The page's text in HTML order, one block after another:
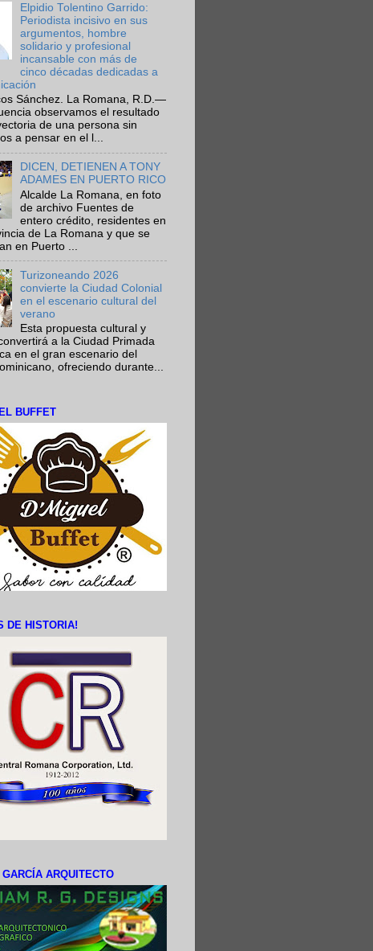
Elpidio Tolentino Garrido:
Periodista incisivo en sus
argumentos, hombre
solidario y profesional
incansable con más de
cinco décadas dedicadas a
Sánchez. La Romana, R.D.—
observamos el resultado
de una persona sin
a pensar en el l...
DICEN, DETIENEN A TONY
ADAMES EN PUERTO RICO
Alcalde La Romana, en foto
de archivo Fuentes de
entero crédito, residentes en
de La Romana y que se
en Puerto ...
Turizoneando 2026
convierte la Ciudad Colonial
en el escenario cultural del
verano
Esta propuesta cultural y
a la Ciudad Primada
en el gran escenario del
ofreciendo durante...
BUFFET
DE HISTORIA!
ARQUITECTO